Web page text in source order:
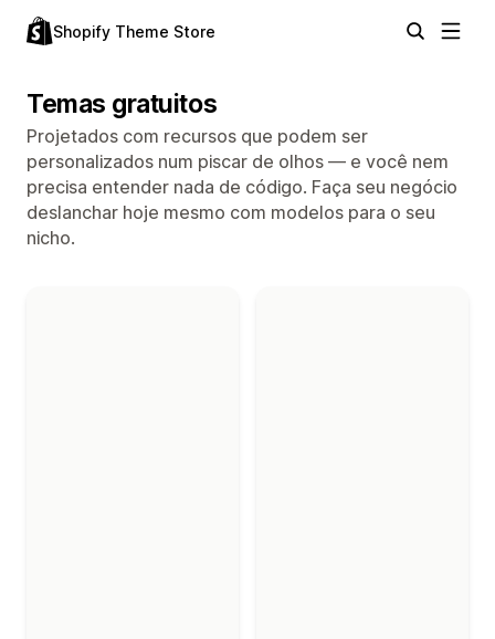
Shopify Theme Store
Temas gratuitos
Projetados com recursos que podem ser
personalizados num piscar de olhos — e você nem
precisa entender nada de código. Faça seu negócio
deslanchar hoje mesmo com modelos para o seu
nicho.